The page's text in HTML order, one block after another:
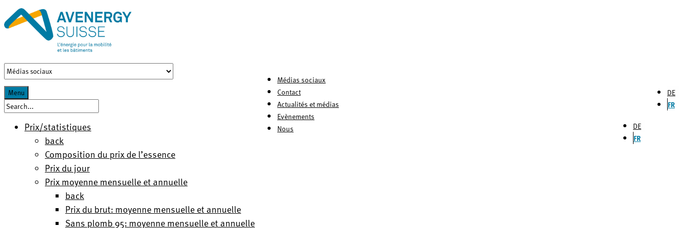
Médias sociaux
Contact
Actualités et médias
Evènements
Nous
DE
FR
Menu
DE
FR
Prix/statistiques
back
Composition du prix de l’essence
Prix du jour
Prix moyenne mensuelle et annuelle
back
Prix du brut: moyenne mensuelle et annuelle
Sans plomb 95: moyenne mensuelle et annuelle